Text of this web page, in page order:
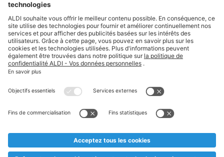
Suivez ALDI Belgique
Textes marqués d'un astérisque et mentions légales
* Nous vendons ces articles temporairement et jusqu'à
au cas où, malgré le planning bien étudié, nous serions
prématurément en rupture de stock. Prix Recupel et TVA incl.
** Sur ce site, l’utilisation de la forme masculine a été adoptée